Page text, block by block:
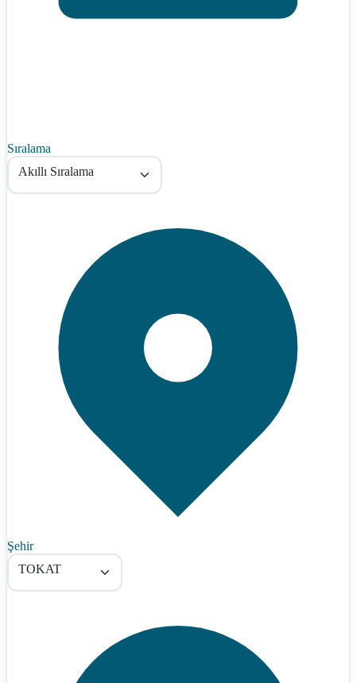
Sıralama
Akıllı Sıralama
Şehir
TOKAT